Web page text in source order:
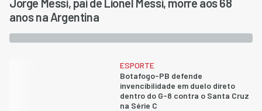
Jorge Messi, pai de Lionel Messi, morre aos 68
anos na Argentina
ESPORTE
Botafogo-PB defende
invencibilidade em duelo direto
dentro do G-8 contra o Santa Cruz
na Série C